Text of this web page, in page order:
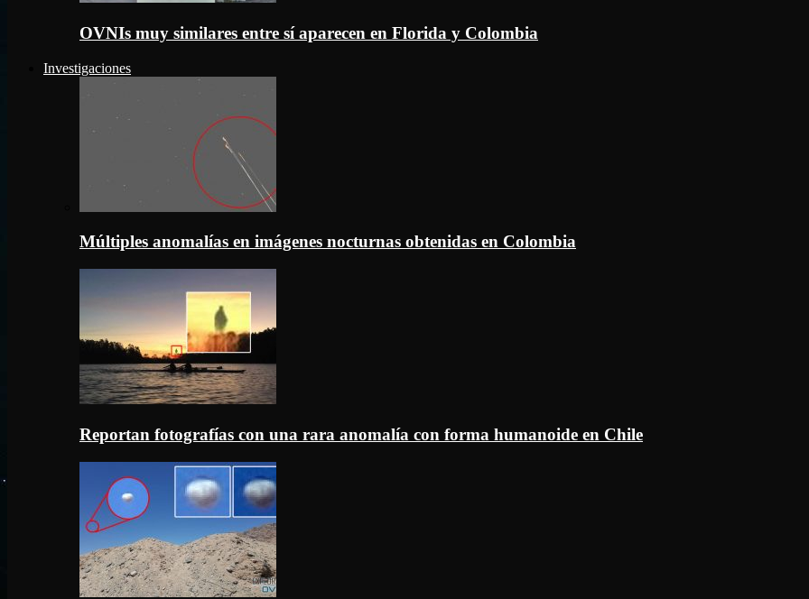
OVNIs muy similares entre sí aparecen en Florida y Colombia
Investigaciones
Múltiples anomalías en imágenes nocturnas obtenidas en Colombia
Reportan fotografías con una rara anomalía con forma humanoide en Chile